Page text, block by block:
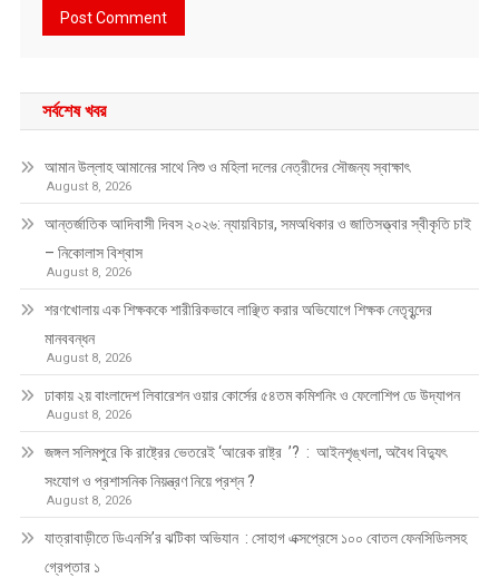
সর্বশেষ খবর
আমান উল্লাহ আমানের সাথে নিশু ও মহিলা দলের নেত্রীদের সৌজন্য স্বাক্ষাৎ
August 8, 2026
আন্তর্জাতিক আদিবাসী দিবস ২০২৬: ন্যায়বিচার, সমঅধিকার ও জাতিসত্ত্বার স্বীকৃতি চাই
– নিকোলাস বিশ্বাস
August 8, 2026
শরণখোলায় এক শিক্ষককে শারীরিকভাবে লাঞ্ছিত করার অভিযোগে শিক্ষক নেতৃবৃন্দের
মানববন্ধন
August 8, 2026
ঢাকায় ২য় বাংলাদেশ লিবারেশন ওয়ার কোর্সের ৫৪তম কমিশনিং ও ফেলোশিপ ডে উদ্‌যাপন
August 8, 2026
জঙ্গল সলিমপুরে কি রাষ্ট্রের ভেতরেই ‘আরেক রাষ্ট্র ’? : আইনশৃঙ্খলা, অবৈধ বিদ্যুৎ
সংযোগ ও প্রশাসনিক নিয়ন্ত্রণ নিয়ে প্রশ্ন ?
August 8, 2026
যাত্রাবাড়ীতে ডিএনসি’র ঝটিকা অভিযান : সোহাগ এক্সপ্রেসে ১০০ বোতল ফেনসিডিলসহ
গ্রেপ্তার ১